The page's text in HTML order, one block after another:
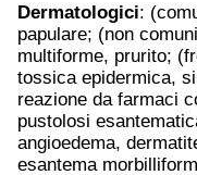
Dermatologici:
papulare; (non
multiforme, prurito;
tossica epidermica,
reazione da farmaci
pustolosi
angioedema,
esantema